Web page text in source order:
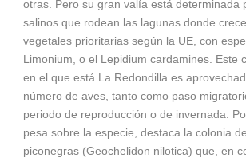
otras. Pero su gran valía está determinada
salinos que rodean las lagunas donde
vegetales prioritarias según la UE, con
Limonium, o el Lepidium cardamines. Este
en el que está La Redondilla es
número de aves, tanto como paso
periodo de reproducción o de invernada.
pesa sobre la especie, destaca la colonia
piconegras (Geochelidon nilotica) que, en